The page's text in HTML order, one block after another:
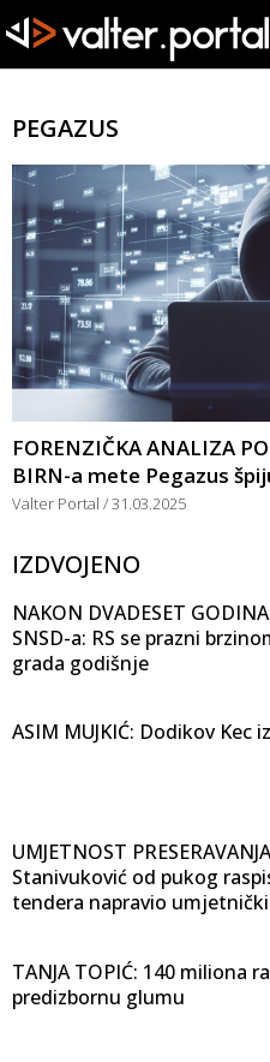
PEGAZUS
FORENZIČKA ANALIZA
BIRN-a mete Pegazus
Valter Portal 31.03.2025
IZDVOJENO
NAKON DVADESET
SNSD-a: RS se prazni
grada godišnje
ASIM MUJKIĆ: Dodikov Kec
UMJETNOST
Stanivuković od pukog
tendera napravio
TANJA TOPIĆ: 140 miliona
predizbornu glumu